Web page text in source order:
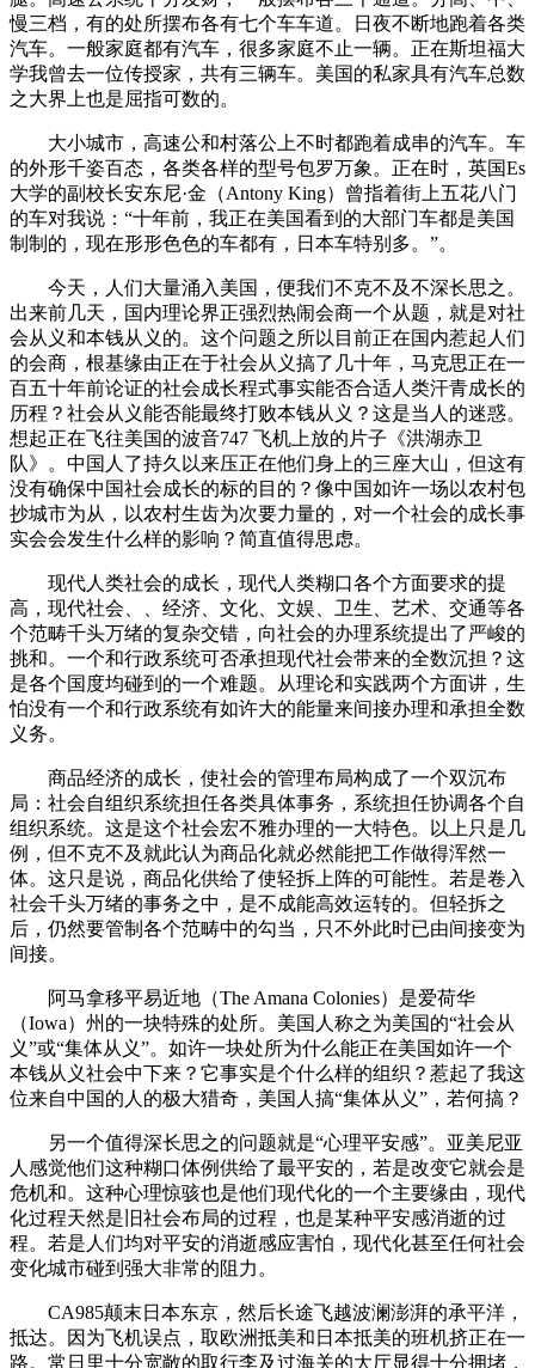
慢三档，有的处所摆布各有七个车车道。日夜不断地跑着各类
汽车。一般家庭都有汽车，很多家庭不止一辆。正在斯坦福大
学我曾去一位传授家，共有三辆车。美国的私家具有汽车总数
之大界上也是屈指可数的。
大小城市，高速公和村落公上不时都跑着成串的汽车。车
的外形千姿百态，各类各样的型号包罗万象。正在时，英国Es
大学的副校长安东尼·金（Antony King）曾指着街上五花八门
的车对我说：“十年前，我正在美国看到的大部门车都是美国
制制的，现在形形色色的车都有，日本车特别多。”。
今天，人们大量涌入美国，便我们不克不及不深长思之。
出来前几天，国内理论界正强烈热闹会商一个从题，就是对社
会从义和本钱从义的。这个问题之所以目前正在国内惹起人们
的会商，根基缘由正在于社会从义搞了几十年，马克思正在一
百五十年前论证的社会成长程式事实能否合适人类汗青成长的
历程？社会从义能否能最终打败本钱从义？这是当人的迷惑。
想起正在飞往美国的波音747 飞机上放的片子《洪湖赤卫
队》。中国人了持久以来压正在他们身上的三座大山，但这有
没有确保中国社会成长的标的目的？像中国如许一场以农村包
抄城市为从，以农村生齿为次要力量的，对一个社会的成长事
实会会发生什么样的影响？简直值得思虑。
现代人类社会的成长，现代人类糊口各个方面要求的提
高，现代社会、、经济、文化、文娱、卫生、艺术、交通等各
个范畴千头万绪的复杂交错，向社会的办理系统提出了严峻的
挑和。一个和行政系统可否承担现代社会带来的全数沉担？这
是各个国度均碰到的一个难题。从理论和实践两个方面讲，生
怕没有一个和行政系统有如许大的能量来间接办理和承担全数
义务。
商品经济的成长，使社会的管理布局构成了一个双沉布
局：社会自组织系统担任各类具体事务，系统担任协调各个自
组织系统。这是这个社会宏不雅办理的一大特色。以上只是几
例，但不克不及就此认为商品化就必然能把工作做得浑然一
体。这只是说，商品化供给了使轻拆上阵的可能性。若是卷入
社会千头万绪的事务之中，是不成能高效运转的。但轻拆之
后，仍然要管制各个范畴中的勾当，只不外此时已由间接变为
间接。
阿马拿移平易近地（The Amana Colonies）是爱荷华
（Iowa）州的一块特殊的处所。美国人称之为美国的“社会从
义”或“集体从义”。如许一块处所为什么能正在美国如许一个
本钱从义社会中下来？它事实是个什么样的组织？惹起了我这
位来自中国的人的极大猎奇，美国人搞“集体从义”，若何搞？
另一个值得深长思之的问题就是“心理平安感”。亚美尼亚
人感觉他们这种糊口体例供给了最平安的，若是改变它就会是
危机和。这种心理惊骇也是他们现代化的一个主要缘由，现代
化过程天然是旧社会布局的过程，也是某种平安感消逝的过
程。若是人们均对平安的消逝感应害怕，现代化甚至任何社会
变化城市碰到强大非常的阻力。
CA985颠末日本东京，然后长途飞越波澜澎湃的承平洋，
抵达。因为飞机误点，取欧洲抵美和日本抵美的班机挤正在一
路。常日里十分宽敞的取行李及过海关的大厅显得十分拥堵，